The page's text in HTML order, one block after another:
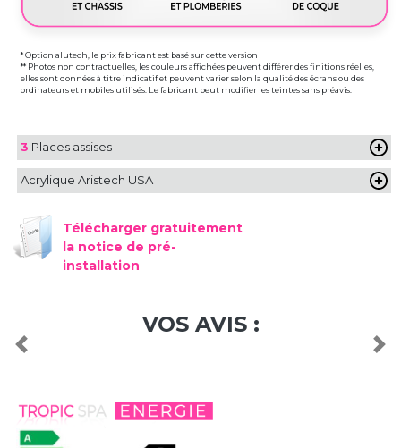
* Option alutech, le prix fabricant est basé sur cette version
** Photos non contractuelles, les couleurs affichées peuvent différer des finitions réelles,
elles sont données à titre indicatif et peuvent varier selon la qualité des écrans ou des
ordinateurs et mobiles utilisés. Le fabricant peut modifier les teintes sans préavis.
3 Places assises
Acrylique Aristech USA
Télécharger gratuitement
la notice de pré-
installation
VOS AVIS :
Previous